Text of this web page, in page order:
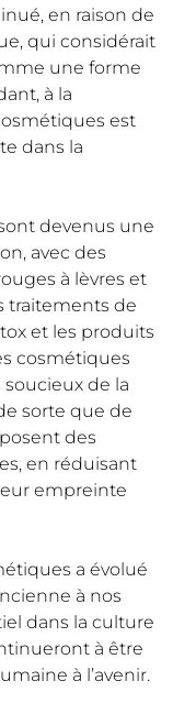
en raison de
qui considérait
une forme
à la
est
dans la
devenus une
avec des
à lèvres et
traitements de
et les produits
cosmétiques
de la
sorte que de
des
en réduisant
empreinte
a évolué
à nos
dans la culture
à être
à l’avenir.